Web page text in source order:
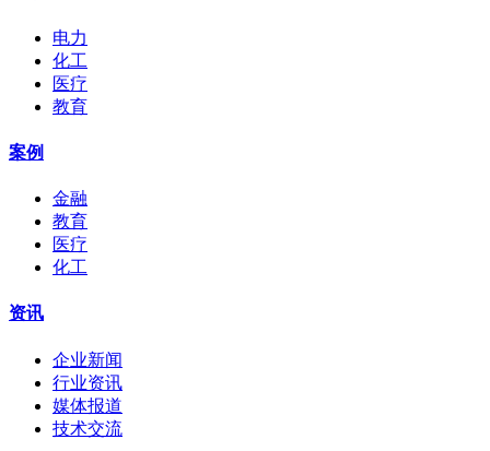
电力
化工
医疗
教育
案例
金融
教育
医疗
化工
资讯
企业新闻
行业资讯
媒体报道
技术交流